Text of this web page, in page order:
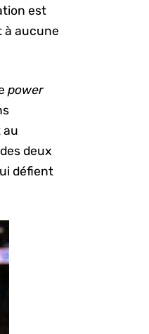
est
à aucune
power
au
deux
défient